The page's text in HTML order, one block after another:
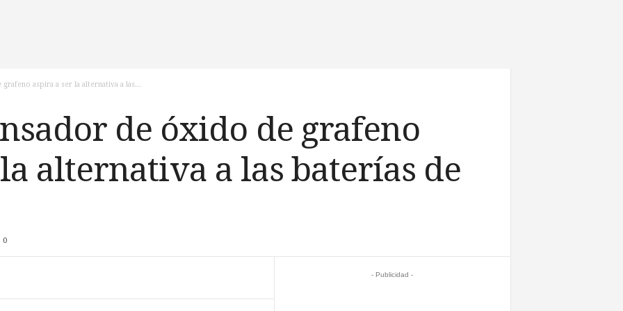
aspira a ser la alternativa a las...
de óxido de grafeno
alternativa a las baterías de
0
- Publicidad -